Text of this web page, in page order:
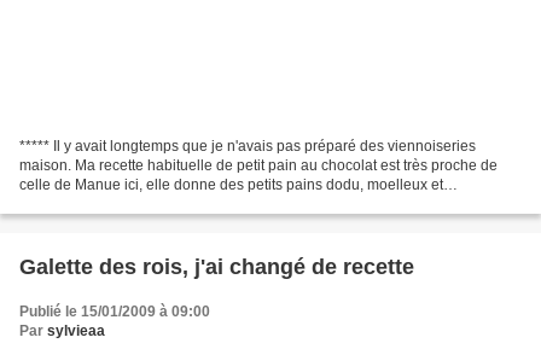
***** Il y avait longtemps que je n'avais pas préparé des viennoiseries
maison. Ma recette habituelle de petit pain au chocolat est très proche de
celle de Manue ici, elle donne des petits pains dodu, moelleux et
Galette des rois, j'ai changé de recette
Publié le 15/01/2009 à 09:00
Par sylvieaa